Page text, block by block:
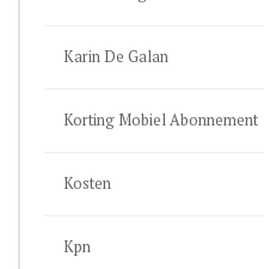
Karin De Galan
Korting Mobiel Abonnement
Kosten
Kpn